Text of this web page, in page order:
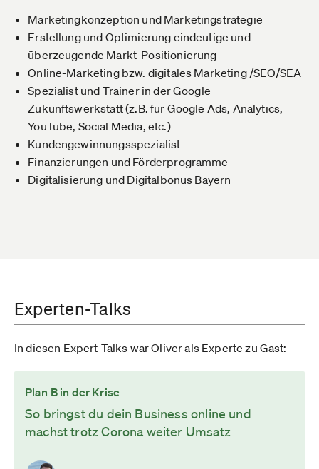
Marketingkonzeption und Marketingstrategie
Erstellung und Optimierung eindeutige und
überzeugende Markt-Positionierung
Online-Marketing bzw. digitales Marketing /SEO/SEA
Spezialist und Trainer in der Google
Zukunftswerkstatt (z.B. für Google Ads, Analytics,
YouTube, Social Media, etc.)
Kundengewinnungsspezialist
Finanzierungen und Förderprogramme
Digitalisierung und Digitalbonus Bayern
Experten-Talks
In diesen Expert-Talks war Oliver als Experte zu Gast:
Plan B in der Krise
So bringst du dein Business online und
machst trotz Corona weiter Umsatz